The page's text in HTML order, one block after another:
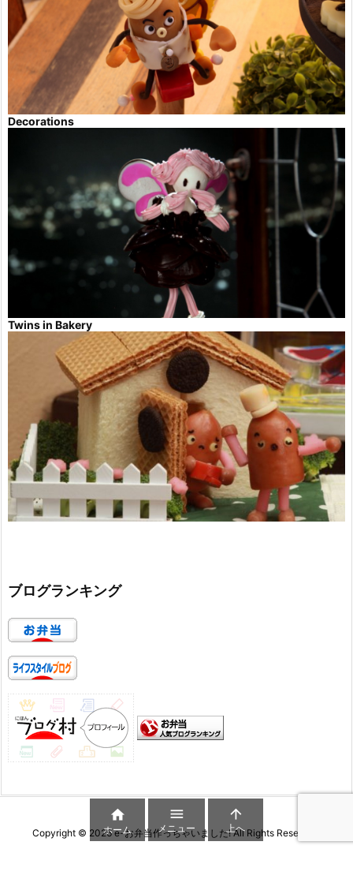
Decorations
Twins in Bakery
ブログランキング
Copyright © 2026 e-お弁当作っちゃいました!All Rights Reserved.

ホーム

メニュー

上へ